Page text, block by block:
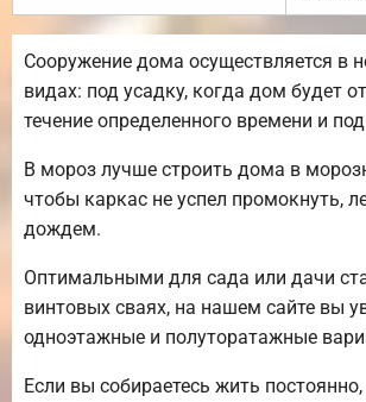
Сооружение дома осуществляется в
видах: под усадку, когда дом будет
течение определенного времени и
В мороз лучше строить дома в
чтобы каркас не успел промокнуть,
дождем.
Оптимальными для сада или дачи
винтовых сваях, на нашем сайте вы
одноэтажные и полуторатажные
Если вы собираетесь жить